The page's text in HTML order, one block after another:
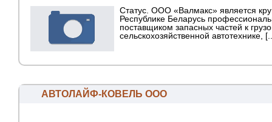
Статус. ООО «Валмакс» является
Республике Беларусь
поставщиком запасных частей к
сельскохозяйственной автотехнике,
АВТОЛАЙФ-КОВЕЛЬ ООО